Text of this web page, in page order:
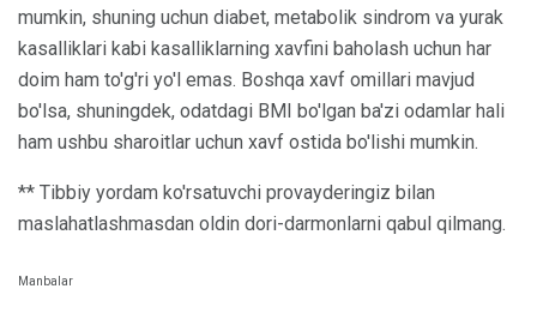
mumkin, shuning uchun diabet, metabolik sindrom va yurak
kasalliklari kabi kasalliklarning xavfini baholash uchun har
doim ham to'g'ri yo'l emas. Boshqa xavf omillari mavjud
bo'lsa, shuningdek, odatdagi BMI bo'lgan ba'zi odamlar hali
ham ushbu sharoitlar uchun xavf ostida bo'lishi mumkin.
** Tibbiy yordam ko'rsatuvchi provayderingiz bilan
maslahatlashmasdan oldin dori-darmonlarni qabul qilmang.
Manbalar